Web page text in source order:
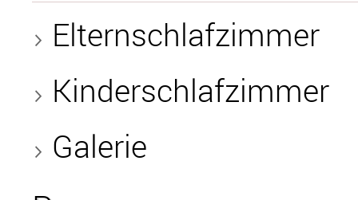
Elternschlafzimmer
Kinderschlafzimmer
Galerie